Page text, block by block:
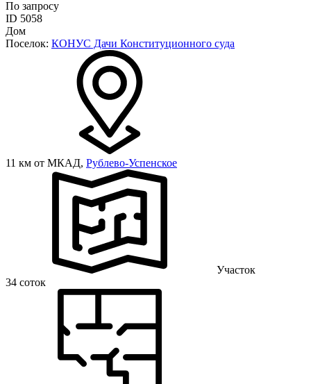
По запросу
ID 5058
Дом
Поселок: КОНУС Дачи Конституционного суда
11 км от МКАД, Рублево-Успенское
Участок
34 соток